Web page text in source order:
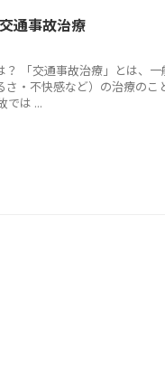
通事故治療
？ 「交通事故治療」とは、
さ・不快感など）の治療の
では ...